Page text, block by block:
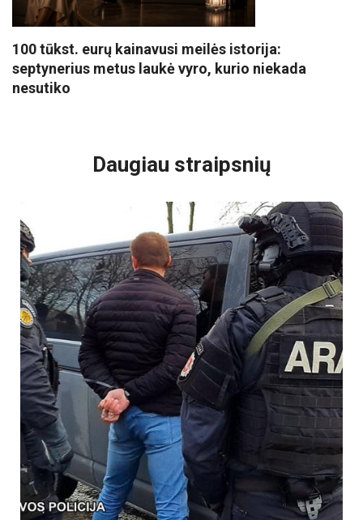
100 tūkst. eurų kainavusi meilės istorija:
septynerius metus laukė vyro, kurio niekada
nesutiko
Daugiau straipsnių